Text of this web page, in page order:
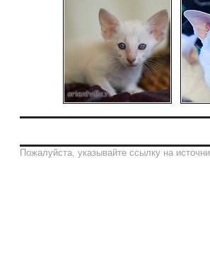
Пожалуйста, указывайте ссылку на